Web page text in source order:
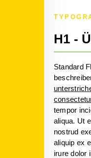
H1 -
Standard
tempor
aliqua. Ut
nostrud
aliquip ex
irure dolor